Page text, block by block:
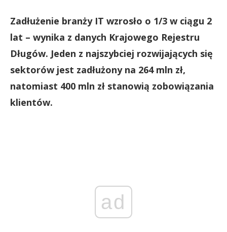
Zadłużenie branży IT wzrosło o 1/3 w ciągu 2
lat – wynika z danych Krajowego Rejestru
Długów. Jeden z najszybciej rozwijających się
sektorów jest zadłużony na 264 mln zł,
natomiast 400 mln zł stanowią zobowiązania
klientów.
ad